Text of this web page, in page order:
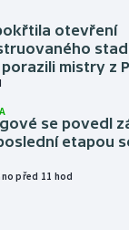
otevření
mistry z
se povedl
etapou
před 11 hod